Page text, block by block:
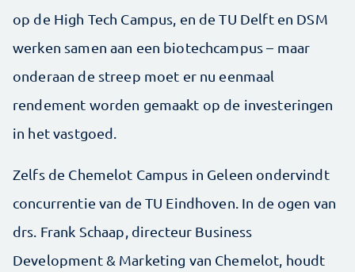
op de High Tech Campus, en de TU Delft en DSM
werken samen aan een biotechcampus – maar
onderaan de streep moet er nu eenmaal
rendement worden gemaakt op de investeringen
in het vastgoed.
Zelfs de Chemelot Campus in Geleen ondervindt
concurrentie van de TU Eindhoven. In de ogen van
drs. Frank Schaap, directeur Business
Development & Marketing van Chemelot, houdt